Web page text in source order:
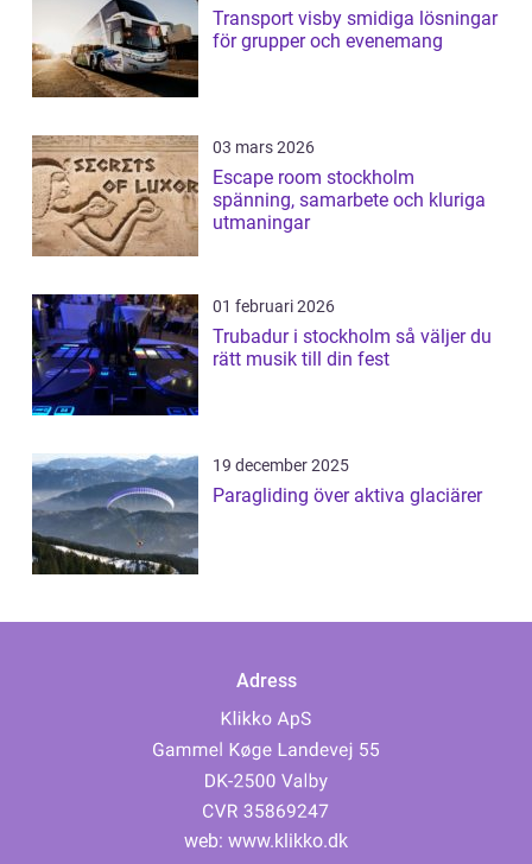
Transport visby smidiga lösningar
för grupper och evenemang
03 mars 2026
Escape room stockholm
spänning, samarbete och kluriga
utmaningar
01 februari 2026
Trubadur i stockholm så väljer du
rätt musik till din fest
19 december 2025
Paragliding över aktiva glaciärer
Adress
web: www.klikko.dk